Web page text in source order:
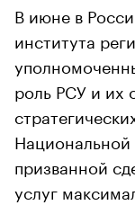
В июне в
института
роль РСУ и их
призванной
услуг